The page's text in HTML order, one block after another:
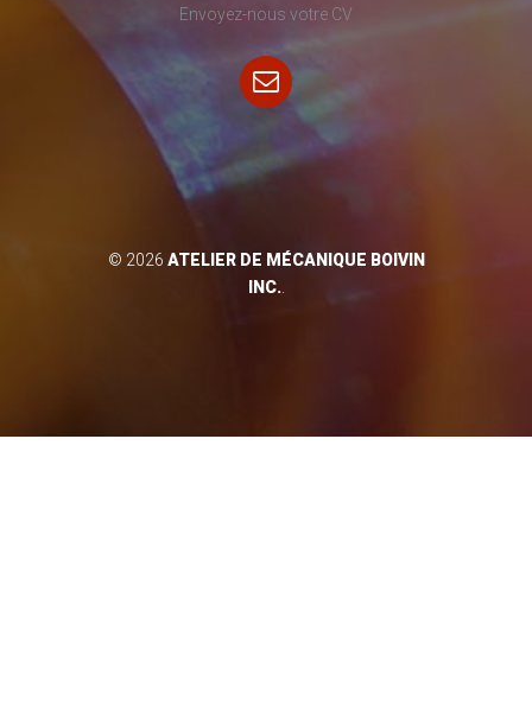
Envoyez-nous votre CV
© 2026 ATELIER DE MÉCANIQUE BOIVIN
INC..